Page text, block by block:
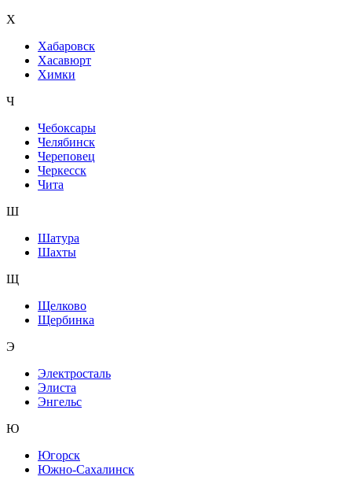
Х
Хабаровск
Хасавюрт
Химки
Ч
Чебоксары
Челябинск
Череповец
Черкесск
Чита
Ш
Шатура
Шахты
Щ
Щелково
Щербинка
Э
Электросталь
Элиста
Энгельс
Ю
Югорск
Южно-Сахалинск